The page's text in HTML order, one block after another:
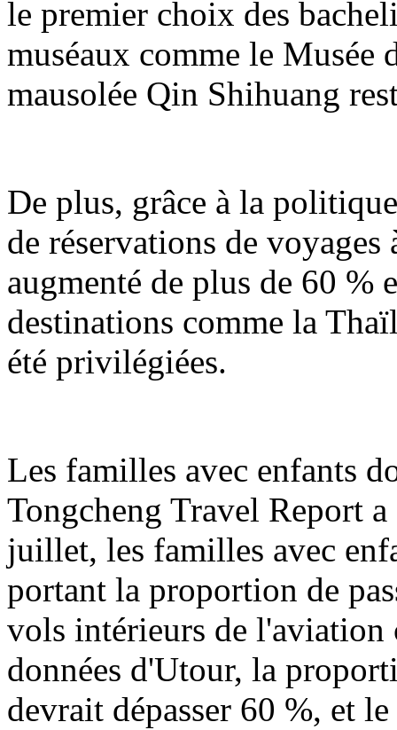
le premier choix des
muséaux comme le Musée
mausolée Qin Shihuang
De plus, grâce à la
de réservations de
augmenté de plus de 60 %
destinations comme la
été privilégiées.
Les familles avec enfants
Tongcheng Travel Report
juillet, les familles avec
portant la proportion de
vols intérieurs de
données d'Utour, la
devrait dépasser 60 %, et